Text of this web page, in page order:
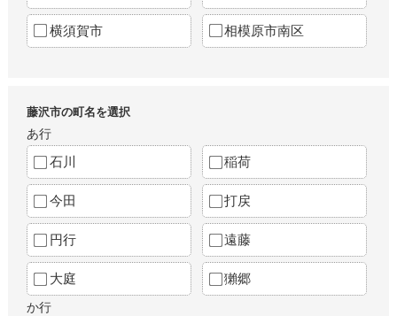
横須賀市 相模原市南区
藤沢市の町名を選択
あ行
石川 稲荷
今田 打戻
円行 遠藤
大庭 獺郷
か行